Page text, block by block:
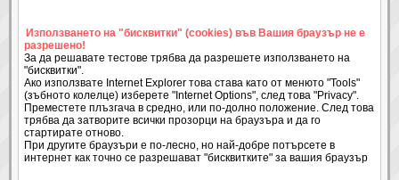
Използването на "бисквитки" (cookies) във Вашия браузър не е
разрешено!
За да решавате тестове трябва да разрешете използването на
"бисквитки".
Ако използвате Internet Explorer това става като от менюто "Tools"
(зъбното колелце) изберете "Internet Options", след това "Privacy".
Преместете плъзгача в средно, или по-долно положение. След това
трябва да затворите всички прозорци на браузъра и да го
стартирате отново.
При другите браузъри е по-лесно, но най-добре потърсете в
интернет как точно се разрешават "бисквитките" за вашия браузър